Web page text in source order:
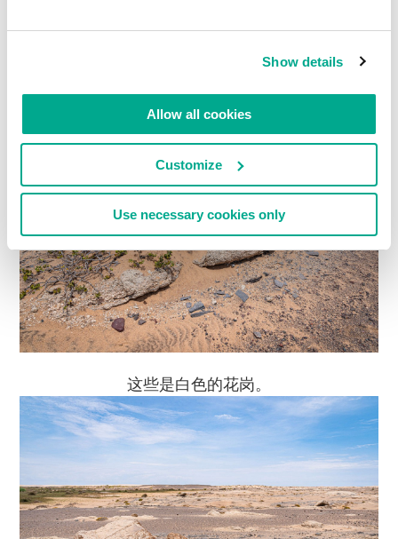
Show details
Allow all cookies
Customize
Use necessary cookies only
很明显，这是带花岗岩层的沉积岩
这些是白色的花岗。